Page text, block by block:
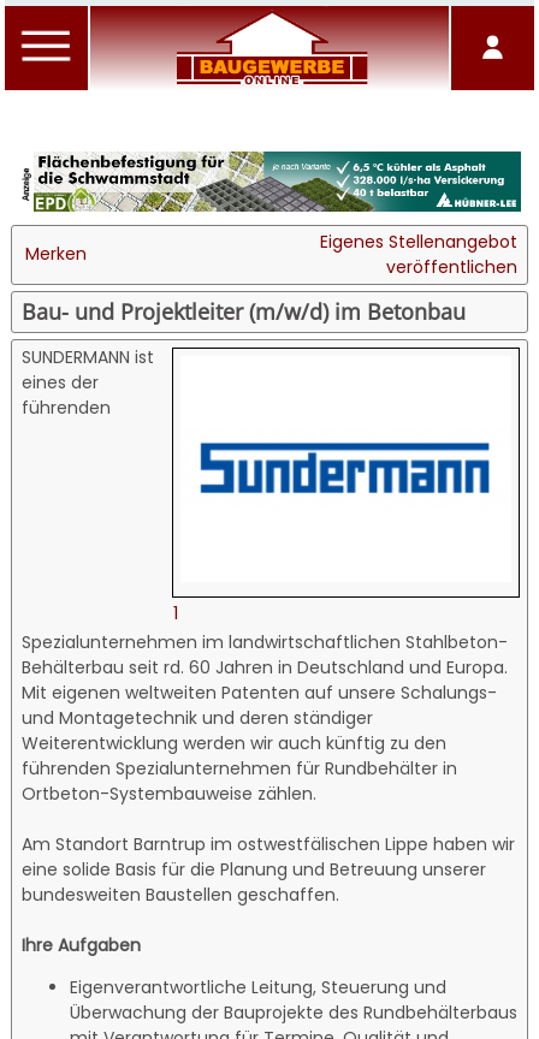
Merken
Eigenes Stellenangebot
veröffentlichen
Bau- und Projektleiter (m/w/d) im Betonbau
1
SUNDERMANN ist
eines der
führenden
Spezialunternehmen im landwirtschaftlichen Stahlbeton-
Behälterbau seit rd. 60 Jahren in Deutschland und Europa.
Mit eigenen weltweiten Patenten auf unsere Schalungs-
und Montagetechnik und deren ständiger
Weiterentwicklung werden wir auch künftig zu den
führenden Spezialunternehmen für Rundbehälter in
Ortbeton-Systembauweise zählen.
Am Standort Barntrup im ostwestfälischen Lippe haben wir
eine solide Basis für die Planung und Betreuung unserer
bundesweiten Baustellen geschaffen.
Ihre Aufgaben
Eigenverantwortliche Leitung, Steuerung und
Überwachung der Bauprojekte des Rundbehälterbaus